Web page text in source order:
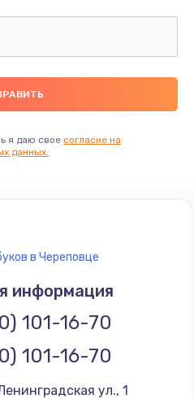
я даю свое согласие на
данных.
в Череповце
информация
101-16-70
101-16-70
ул., 1